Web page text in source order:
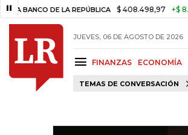
DE LA REPÚBLICA $ 408.498,97 +$ 8.753,81
JUEVES, 06 DE AGOSTO DE 2026
FINANZAS ECONOMÍA
TEMAS DE CONVERSACIÓN